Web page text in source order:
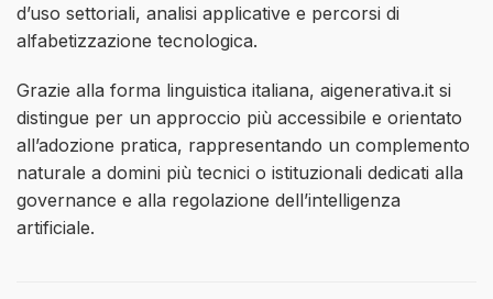
d’uso settoriali, analisi applicative e percorsi di
alfabetizzazione tecnologica.
Grazie alla forma linguistica italiana, aigenerativa.it si
distingue per un approccio più accessibile e orientato
all’adozione pratica, rappresentando un complemento
naturale a domini più tecnici o istituzionali dedicati alla
governance e alla regolazione dell’intelligenza
artificiale.